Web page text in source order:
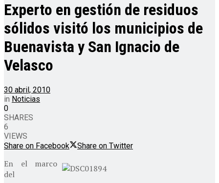
Experto en gestión de residuos
sólidos visitó los municipios de
Buenavista y San Ignacio de
Velasco
30 abril, 2010
in Noticias
0
SHARES
6
VIEWS
Share on Facebook
Share on Twitter
En el marco
del